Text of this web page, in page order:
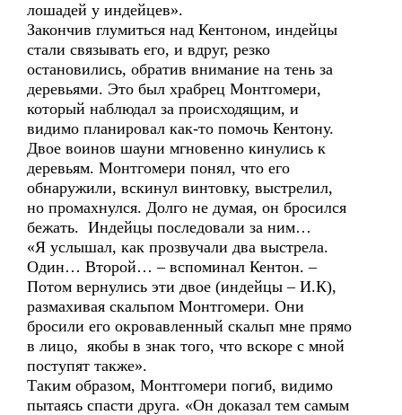
лошадей у индейцев».
Закончив глумиться над Кентоном, индейцы
стали связывать его, и вдруг, резко
остановились, обратив внимание на тень за
деревьями. Это был храбрец Монтгомери,
который наблюдал за происходящим, и
видимо планировал как-то помочь Кентону.
Двое воинов шауни мгновенно кинулись к
деревьям. Монтгомери понял, что его
обнаружили, вскинул винтовку, выстрелил,
но промахнулся. Долго не думая, он бросился
бежать. Индейцы последовали за ним…
«Я услышал, как прозвучали два выстрела.
Один… Второй… – вспоминал Кентон. –
Потом вернулись эти двое (индейцы – И.К),
размахивая скальпом Монтгомери. Они
бросили его окровавленный скальп мне прямо
в лицо, якобы в знак того, что вскоре с мной
поступят также».
Таким образом, Монтгомери погиб, видимо
пытаясь спасти друга. «Он доказал тем самым